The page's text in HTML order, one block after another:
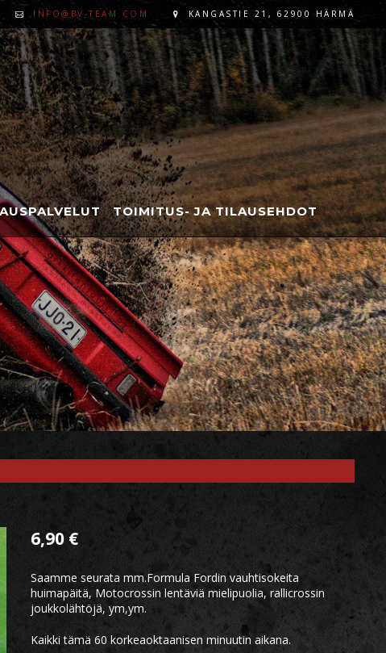
INFO@BV-TEAM.COM KANGASTIE 21, 62900 HÄRMÄ
TOIMITUS- JA TILAUSEHDOT
6,90 €
Saamme seurata mm.Formula Fordin vauhtisokeita
huimapäitä, Motocrossin lentäviä mielipuolia, rallicrossin
joukkolähtöjä, ym,ym.
Kaikki tämä 60 korkeaoktaanisen minuutin aikana.